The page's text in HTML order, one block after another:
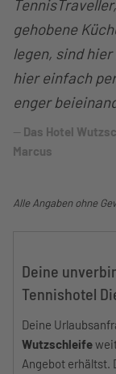
gehobene
legen, sind
hier einfach
enger
Das Hotel
Marcus
Alle Angaben ohne
Deine
Tennishotel
Deine
Wutzschleife
Angebot erhältst.